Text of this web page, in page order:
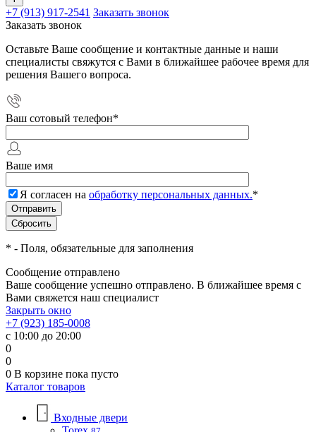
+7 (913) 917-2541 Заказать звонок
Заказать звонок
Оставьте Ваше сообщение и контактные данные и наши
специалисты свяжутся с Вами в ближайшее рабочее время для
решения Вашего вопроса.
Ваш сотовый телефон*
Ваше имя
Я согласен на обработку персональных данных.*
* - Поля, обязательные для заполнения
Сообщение отправлено
Ваше сообщение успешно отправлено. В ближайшее время с
Вами свяжется наш специалист
Закрыть окно
+7 (923) 185-0008
с 10:00 до 20:00
0
0
0 В корзине пока пусто
Каталог товаров
Входные двери